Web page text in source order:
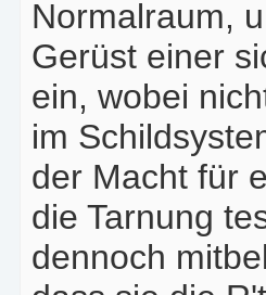
Normalraum,
Gerüst einer
ein, wobei
im
der Macht für
die Tarnung
dennoch